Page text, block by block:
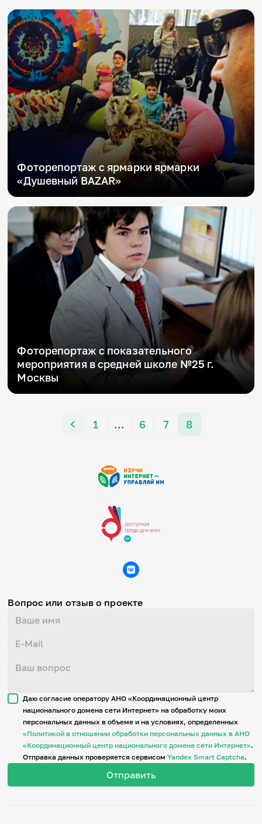
Фоторепортаж с ярмарки ярмарки
«Душевный BAZAR»
Фоторепортаж с показательного
мероприятия в средней школе №25 г.
Москвы
1 … 6 7 8
Вопрос или отзыв о проекте
Даю согласие оператору АНО «Координационный центр
национального домена сети Интернет» на обработку моих
персональных данных в объеме и на условиях, определенных
«Политикой в отношении обработки персональных данных в АНО
«Координационный центр национального домена сети Интернет».
Отправка данных проверяется сервисомYandex Smart Captcha.